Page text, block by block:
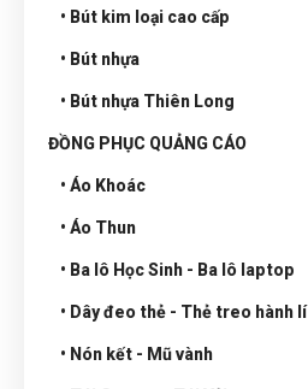
• Bút kim loại cao cấp
• Bút nhựa
• Bút nhựa Thiên Long
ĐỒNG PHỤC QUẢNG CÁO
• Áo Khoác
• Áo Thun
• Ba lô Học Sinh - Ba lô laptop
• Dây đeo thẻ - Thẻ treo hành lí
• Nón kết - Mũ vành